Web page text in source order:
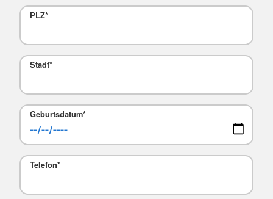
PLZ*
Stadt*
Geburtsdatum*
Telefon*